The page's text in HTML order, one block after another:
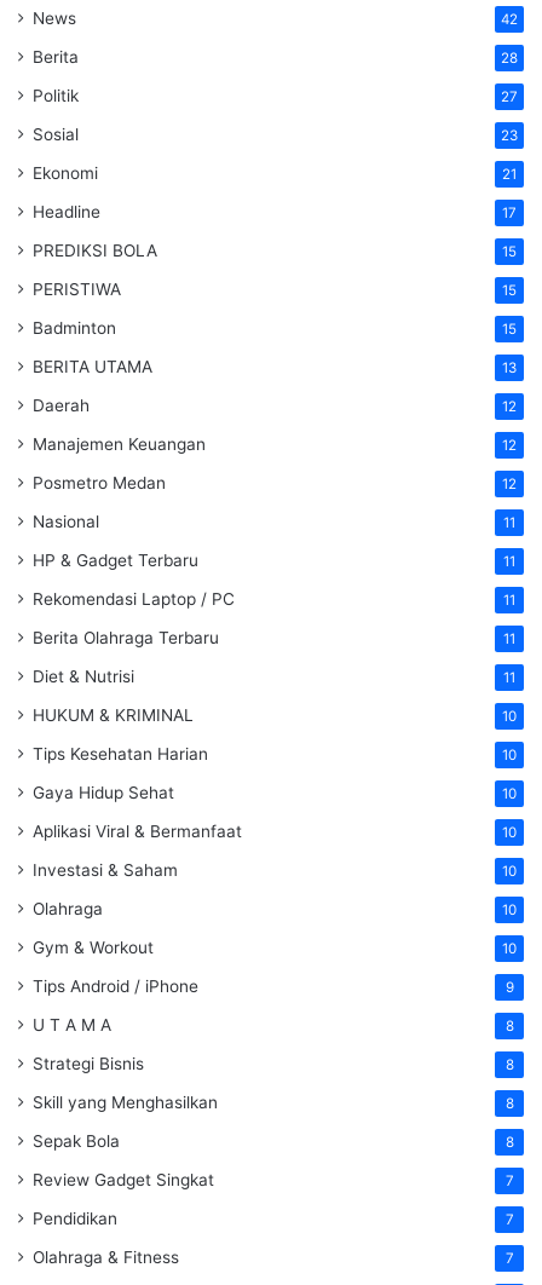
News 42
Berita 28
Politik 27
Sosial 23
Ekonomi 21
Headline 17
PREDIKSI BOLA 15
PERISTIWA 15
Badminton 15
BERITA UTAMA 13
Daerah 12
Manajemen Keuangan 12
Posmetro Medan 12
Nasional 11
HP & Gadget Terbaru 11
Rekomendasi Laptop / PC 11
Berita Olahraga Terbaru 11
Diet & Nutrisi 11
HUKUM & KRIMINAL 10
Tips Kesehatan Harian 10
Gaya Hidup Sehat 10
Aplikasi Viral & Bermanfaat 10
Investasi & Saham 10
Olahraga 10
Gym & Workout 10
Tips Android / iPhone 9
U T A M A 8
Strategi Bisnis 8
Skill yang Menghasilkan 8
Sepak Bola 8
Review Gadget Singkat 7
Pendidikan 7
Olahraga & Fitness 7